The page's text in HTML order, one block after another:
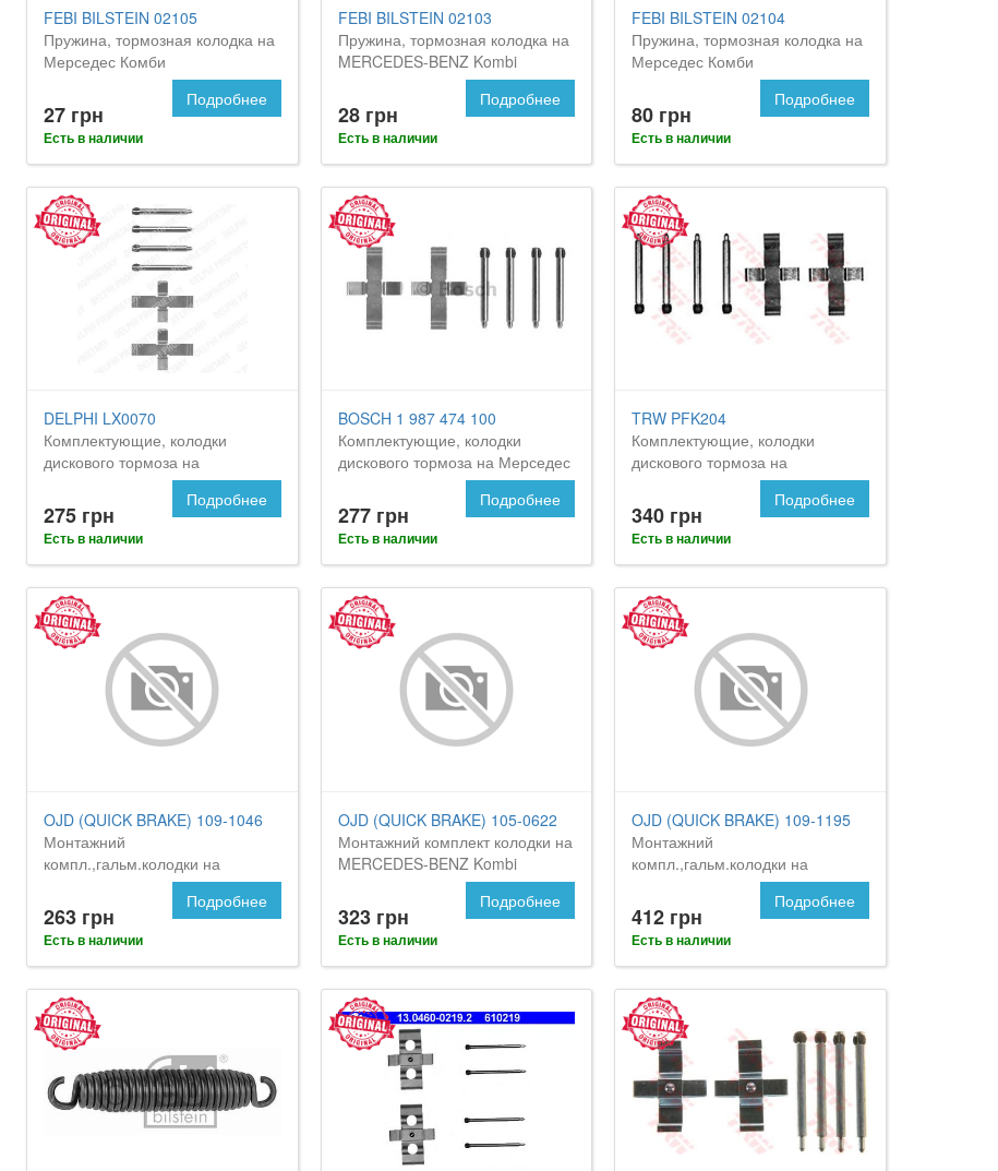
FEBI BILSTEIN 02105
Пружина, тормозная колодка на
Мерседес Комби
27 грн
Есть в наличии
Подробнее
FEBI BILSTEIN 02103
Пружина, тормозная колодка на
MERCEDES-BENZ Kombi
28 грн
Есть в наличии
Подробнее
FEBI BILSTEIN 02104
Пружина, тормозная колодка на
Мерседес Комби
80 грн
Есть в наличии
Подробнее
DELPHI LX0070
Комплектующие, колодки
дискового тормоза на
MERCEDES-BENZ Kombi
275 грн
Есть в наличии
Подробнее
BOSCH 1 987 474 100
Комплектующие, колодки
дискового тормоза на Мерседес
277 грн
Есть в наличии
Подробнее
TRW PFK204
Комплектующие, колодки
дискового тормоза на
MERCEDES-BENZ Kombi
340 грн
Есть в наличии
Подробнее
OJD (QUICK BRAKE) 109-1046
Монтажний
компл.,гальм.колодки на
263 грн
Есть в наличии
Подробнее
OJD (QUICK BRAKE) 105-0622
Монтажний комплект колодки на
MERCEDES-BENZ Kombi
323 грн
Есть в наличии
Подробнее
OJD (QUICK BRAKE) 109-1195
Монтажний
компл.,гальм.колодки на
412 грн
Есть в наличии
Подробнее